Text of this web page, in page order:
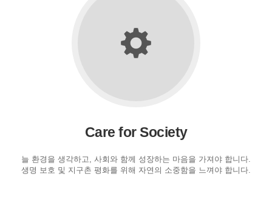
Care for Society
늘 환경을 생각하고, 사회와 함께 성장하는 마음을 가져야 합니다.
생명 보호 및 지구촌 평화를 위해 자연의 소중함을 느껴야 합니다.